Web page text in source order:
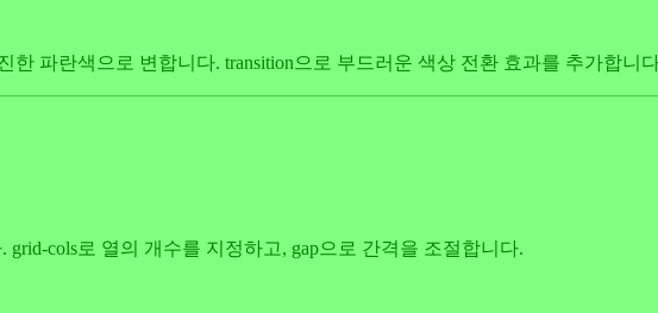
한 파란색으로 변합니다. transition으로 부드러운 색상 전환 효과를 추가합니
cols로 열의 개수를 지정하고, gap으로 간격을 조절합니다.